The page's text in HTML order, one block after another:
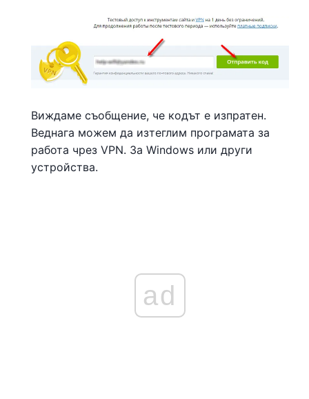
Виждаме съобщение, че кодът е изпратен.
Веднага можем да изтеглим програмата за
работа чрез VPN. За Windows или други
устройства.
ad